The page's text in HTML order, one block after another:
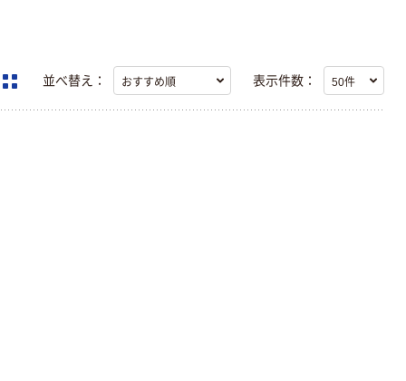
並べ替え： 表示件数：